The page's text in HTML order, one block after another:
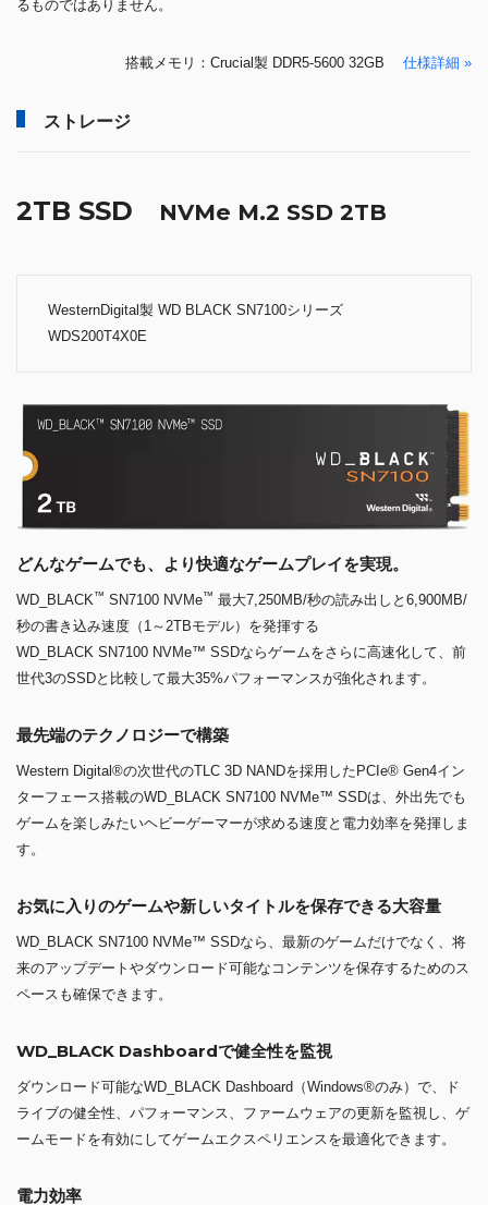
るものではありません。
搭載メモリ：Crucial製 DDR5-5600 32GB 仕様詳細 »
ストレージ
2TB SSD NVMe M.2 SSD 2TB
WesternDigital製 WD BLACK SN7100シリーズ
WDS200T4X0E
どんなゲームでも、より快適なゲームプレイを実現。
WD_BLACK™ SN7100 NVMe™ 最大7,250MB/秒の読み出しと6,900MB/
秒の書き込み速度（1～2TBモデル）を発揮する
WD_BLACK SN7100 NVMe™ SSDならゲームをさらに高速化して、前
世代3のSSDと比較して最大35%パフォーマンスが強化されます。
最先端のテクノロジーで構築
Western Digital®の次世代のTLC 3D NANDを採用したPCIe® Gen4イン
ターフェース搭載のWD_BLACK SN7100 NVMe™ SSDは、外出先でも
ゲームを楽しみたいヘビーゲーマーが求める速度と電力効率を発揮しま
す。
お気に入りのゲームや新しいタイトルを保存できる大容量
WD_BLACK SN7100 NVMe™ SSDなら、最新のゲームだけでなく、将
来のアップデートやダウンロード可能なコンテンツを保存するためのス
ペースも確保できます。
WD_BLACK Dashboardで健全性を監視
ダウンロード可能なWD_BLACK Dashboard（Windows®のみ）で、ド
ライブの健全性、パフォーマンス、ファームウェアの更新を監視し、ゲ
ームモードを有効にしてゲームエクスペリエンスを最適化できます。
電力効率